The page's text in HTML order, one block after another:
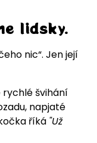
lidsky.
nic“. Jen její
rychlé švihání
napjaté
říká "Už